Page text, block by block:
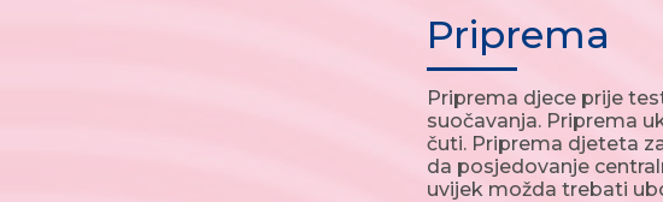
Priprema
Priprema djece prije
suočavanja. Priprema
čuti. Priprema djeteta
da posjedovanje
uvijek možda trebati